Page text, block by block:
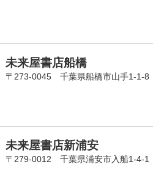
未来屋書店船橋
〒273-0045 千葉県船橋市山手1-1-8
未来屋書店新浦安
〒279-0012 千葉県浦安市入船1-4-1